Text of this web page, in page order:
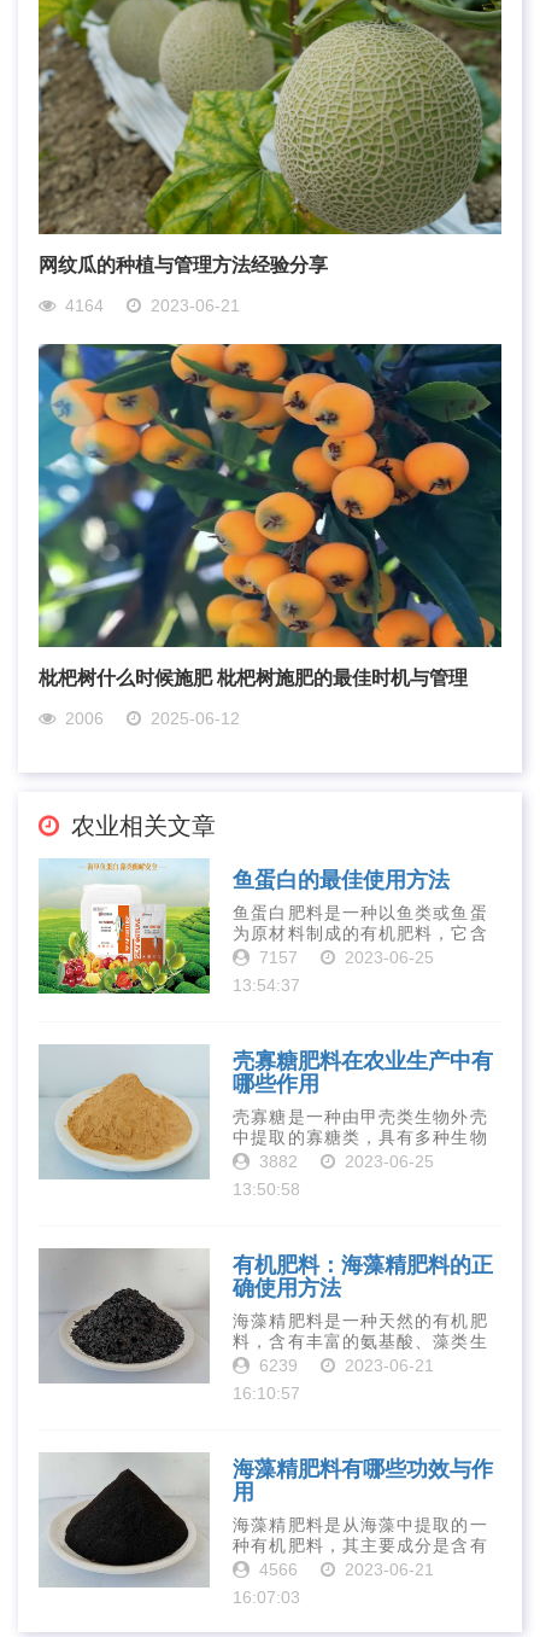
网纹瓜的种植与管理方法经验分享
4164 2023-06-21
枇杷树什么时候施肥 枇杷树施肥的最佳时机与管理
2006 2025-06-12
农业相关文章
鱼蛋白的最佳使用方法
鱼蛋白肥料是一种以鱼类或鱼蛋
为原材料制成的有机肥料，它含
有丰富的营养物质，如氮、磷、
元素和植物生长因子。这些营养
7157
2023-06-25
13:54:37
壳寡糖肥料在农业生产中有
哪些作用
壳寡糖是一种由甲壳类生物外壳
中提取的寡糖类，具有多种生物
活性和营养价值。在农业生产
是作为一种新型的有机肥料，壳
3882
2023-06-25
13:50:58
有机肥料：海藻精肥料的正
确使用方法
海藻精肥料是一种天然的有机肥
料，含有丰富的氨基酸、藻类生
长素、维生素、微量元素、蛋白
力、促进植物生长、增强植物抗
6239
2023-06-21
16:10:57
海藻精肥料有哪些功效与作
用
海藻精肥料是从海藻中提取的一
种有机肥料，其主要成分是含有
丰富的微量元素、植物生长素、
有增强作物生长、促进植物根系
4566
2023-06-21
16:07:03